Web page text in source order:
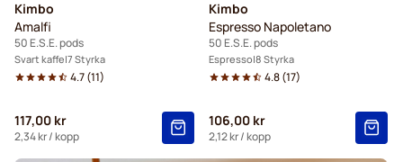
Kimbo
Amalfi
50 E.S.E. pods
Svart kaffe 7 Styrka
4.7(11)
117,00 kr
2,34 kr/ kopp
Kimbo
Espresso Napoletano
50 E.S.E. pods
Espresso 8 Styrka
4.8(17)
106,00 kr
2,12 kr/ kopp